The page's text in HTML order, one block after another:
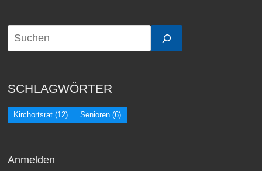
SCHLAGWÖRTER
Kirchortsrat (12) Senioren (6)
Anmelden